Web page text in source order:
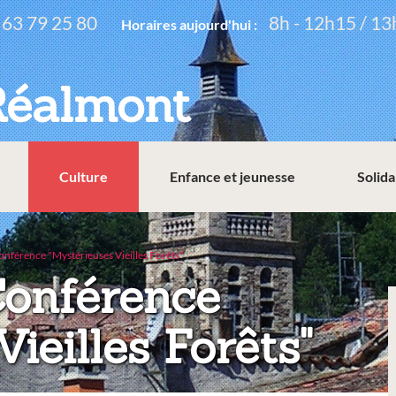
79 25 80 Horaires aujourd'hui : 8h - 12h15 /
Culture Enfance et jeunesse
"Mystérieuses Vieilles Forêts"
Forêts"